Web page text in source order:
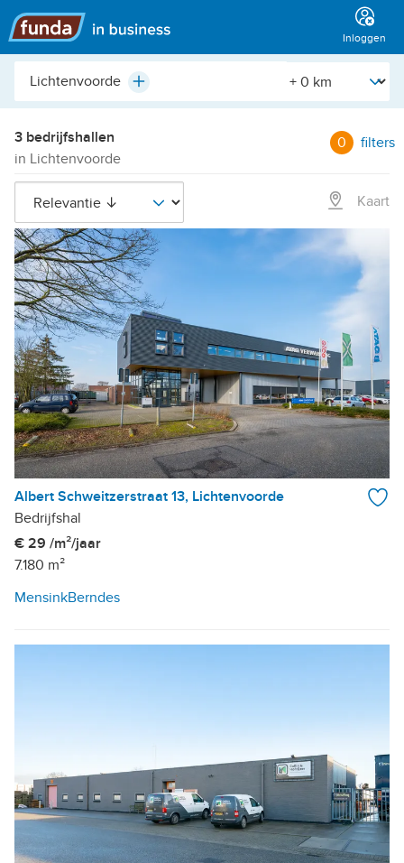
Hoofdmenu
Inloggen
Plaats,
etc.
Plus [Straal]
3 bedrijfshallen
in Lichtenvoorde
0 filters
Kaart
Albert Schweitzerstraat 13, Lichtenvoorde
Bedrijfshal
€ 29 /m²/jaar
7.180 m²
MensinkBerndes